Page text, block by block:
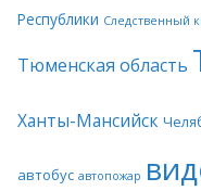
Республики Следственный
Тюменская область
Ханты-Мансийск
автобус автопожар